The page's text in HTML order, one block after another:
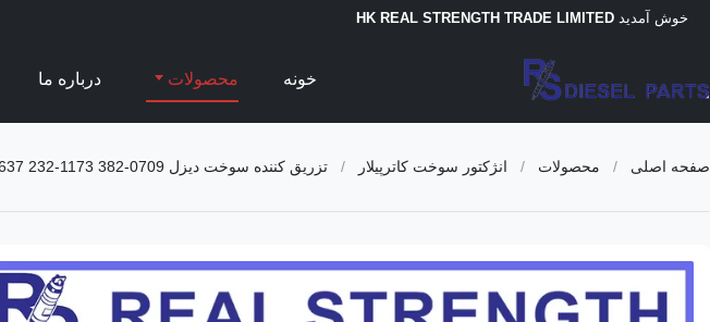
خوش آمدید HK REAL STRENGTH TRADE LIMITED
خونه محصولات درباره ما
صفحه اصلی / محصولات / انژکتور سوخت کاترپیلار / تزریق کننده سوخت دیزل common rail 392-9046 324-5467 173-9272 304-3637 232-1173 382-0709 برای موتور حفاری C9.3